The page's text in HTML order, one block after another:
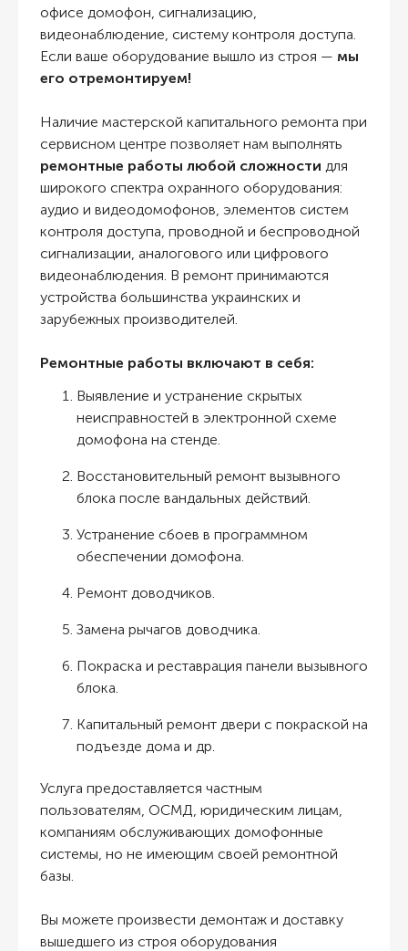
офисе домофон, сигнализацию,
видеонаблюдение, систему контроля доступа.
Если ваше оборудование вышло из строя — мы
его отремонтируем!
Наличие мастерской капитального ремонта при
сервисном центре позволяет нам выполнять
ремонтные работы любой сложности для
широкого спектра охранного оборудования:
аудио и видеодомофонов, элементов систем
контроля доступа, проводной и беспроводной
сигнализации, аналогового или цифрового
видеонаблюдения. В ремонт принимаются
устройства большинства украинских и
зарубежных производителей.
Ремонтные работы включают в себя:
Выявление и устранение скрытых
неисправностей в электронной схеме
домофона на стенде.
Восстановительный ремонт вызывного
блока после вандальных действий.
Устранение сбоев в программном
обеспечении домофона.
Ремонт доводчиков.
Замена рычагов доводчика.
Покраска и реставрация панели вызывного
блока.
Капитальный ремонт двери с покраской на
подъезде дома и др.
Услуга предоставляется частным
пользователям, ОСМД, юридическим лицам,
компаниям обслуживающих домофонные
системы, но не имеющим своей ремонтной
базы.
Вы можете произвести демонтаж и доставку
вышедшего из строя оборудования